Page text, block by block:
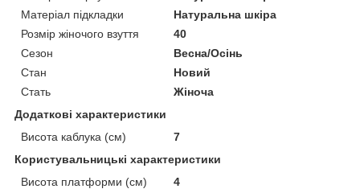
Матеріал підкладки
Натуральна шкіра
Розмір жіночого взуття
40
Сезон
Весна/Осінь
Стан
Новий
Стать
Жіноча
Додаткові характеристики
Висота каблука (см)
7
Користувальницькі характеристики
Висота платформи (см)
4